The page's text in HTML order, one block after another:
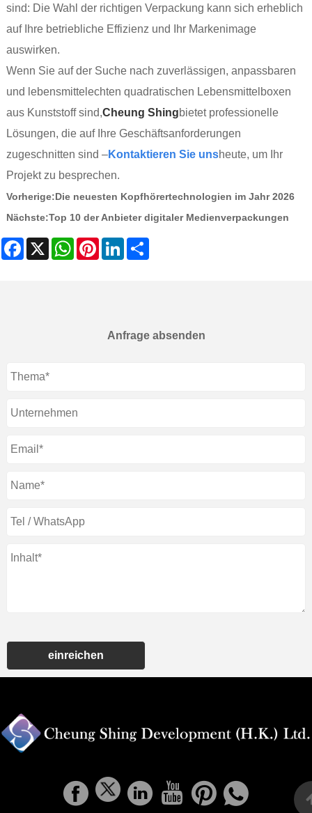
sind: Die Wahl der richtigen Verpackung kann sich erheblich
auf Ihre betriebliche Effizienz und Ihr Markenimage
auswirken.
Wenn Sie auf der Suche nach zuverlässigen, anpassbaren
und lebensmittelechten quadratischen Lebensmittelboxen
aus Kunststoff sind,Cheung Shingbietet professionelle
Lösungen, die auf Ihre Geschäftsanforderungen
zugeschnitten sind –Kontaktieren Sie unsheute, um Ihr
Projekt zu besprechen.
Vorherige:Die neuesten Kopfhörertechnologien im Jahr 2026
Nächste:Top 10 der Anbieter digitaler Medienverpackungen
Facebook
X WhatsAppPinterestLinkedIn
Anfrage absenden
einreichen